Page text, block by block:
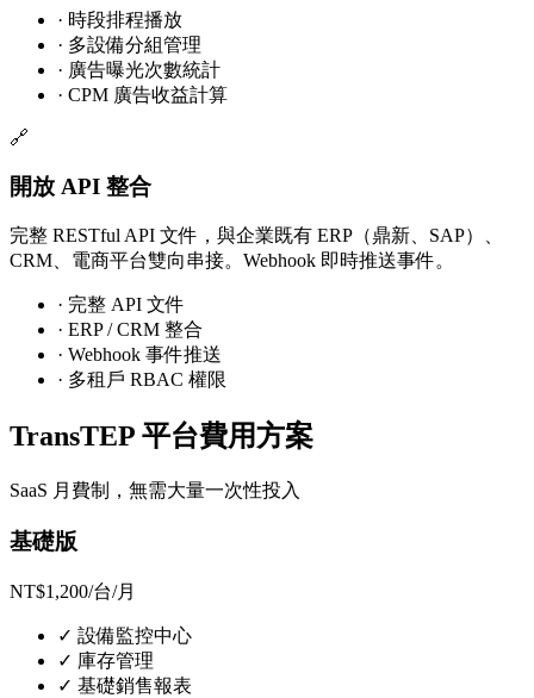
· 時段排程播放
· 多設備分組管理
· 廣告曝光次數統計
· CPM 廣告收益計算
🔗
開放 API 整合
完整 RESTful API 文件，與企業既有 ERP（鼎新、SAP）、
CRM、電商平台雙向串接。Webhook 即時推送事件。
· 完整 API 文件
· ERP / CRM 整合
· Webhook 事件推送
· 多租戶 RBAC 權限
TransTEP 平台費用方案
SaaS 月費制，無需大量一次性投入
基礎版
NT$1,200/台/月
✓ 設備監控中心
✓ 庫存管理
✓ 基礎銷售報表